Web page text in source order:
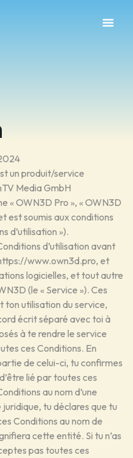
un produit/service
Media GmbH
« OWN3D Pro », « OWN3D
est soumis aux conditions
d’utilisation »).
d’utilisation avant
www.own3d.pro, et
logicielles, et tout autre
(le « Service »). Ces
ton utilisation du service,
écrit séparé avec toi à
à te rendre le service
ces Conditions. En
de celui-ci, tu confirmes
lié par toutes ces
au nom d’une
tu déclares que tu
Conditions au nom de
cette entité. Si tu n’as
pas toutes ces